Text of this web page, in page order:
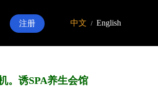
注册 中文 / English
。诱SPA养生会馆